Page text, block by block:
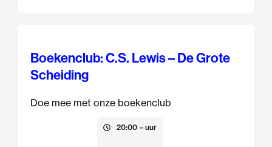
Boekenclub: C.S. Lewis – De Grote
Scheiding
Doe mee met onze boekenclub
20:00 – uur